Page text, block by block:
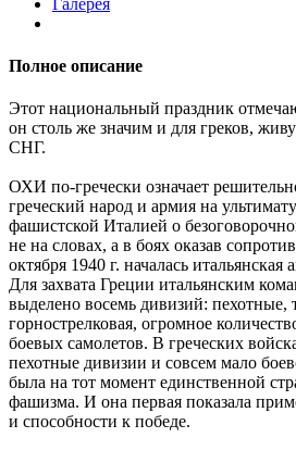
Полное описание
Этот национальный праздник
он столь же значим и для греков,
СНГ.
ОХИ по-гречески означает
греческий народ и армия на
фашистской Италией о
не на словах, а в боях оказав
октября 1940 г. началась итальянская
Для захвата Греции итальянским
выделено восемь дивизий: пехотные,
горнострелковая, огромное
боевых самолетов. В греческих
пехотные дивизии и совсем мало
была на тот момент единственной
фашизма. И она первая показала
и способности к победе.